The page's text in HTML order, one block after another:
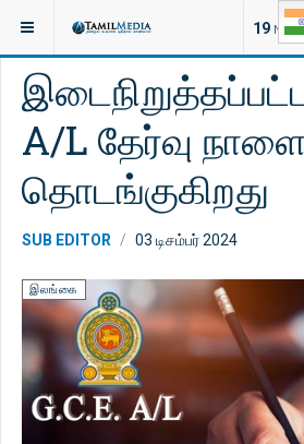
19 NEW
இருக்குமிடம்: செய்திகள்
A/L தேர்வு
தொடங்குகிறது
SUB EDITOR 03 டிசம்பர் 2024
இலங்கை